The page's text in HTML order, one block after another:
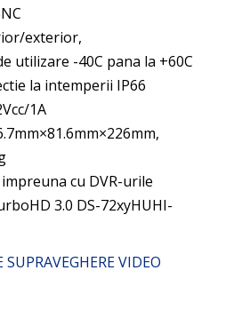
exterior,
utilizare -40C pana la +60C
la intemperii IP66
1A
cu DVR-urile
3.0 DS-72xyHUHI-
SUPRAVEGHERE VIDEO